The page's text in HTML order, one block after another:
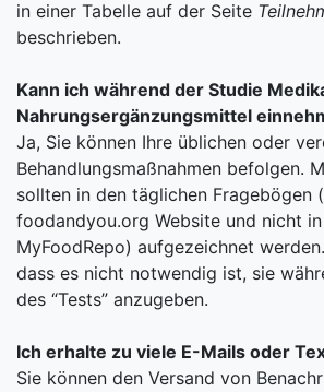
in einer Tabelle auf der Seite
beschrieben.
Kann ich während der Studie
Nahrungsergänzungsmittel
Ja, Sie können Ihre üblichen oder
Behandlungsmaßnahmen befolgen.
sollten in den täglichen Fragebögen
foodandyou.org Website und nicht
MyFoodRepo) aufgezeichnet
dass es nicht notwendig ist, sie
des “Tests” anzugeben.
Ich erhalte zu viele E-Mails oder
Sie können den Versand von